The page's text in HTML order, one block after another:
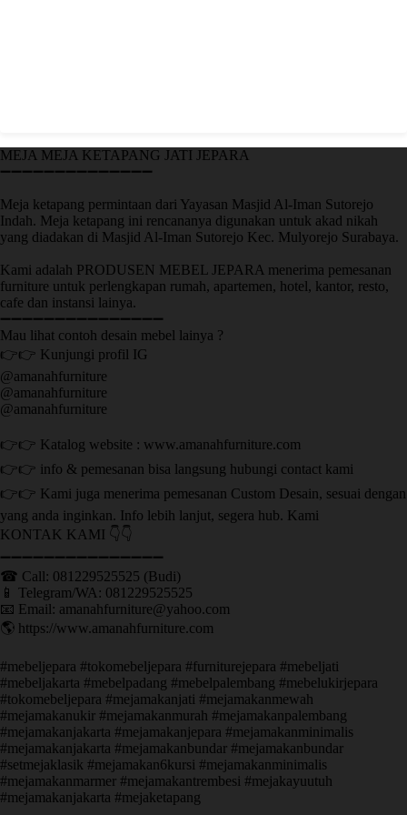
MEJA MEJA KETAPANG JATI JEPARA
➖➖➖➖➖➖➖➖➖➖➖➖➖➖
Meja ketapang permintaan dari Yayasan Masjid Al-Iman Sutorejo
Indah. Meja ketapang ini rencananya digunakan untuk akad nikah
yang diadakan di Masjid Al-Iman Sutorejo Kec. Mulyorejo Surabaya.
Kami adalah PRODUSEN MEBEL JEPARA menerima pemesanan
furniture untuk perlengkapan rumah, apartemen, hotel, kantor, resto,
cafe dan instansi lainya.
➖➖➖➖➖➖➖➖➖➖➖➖➖➖➖
Mau lihat contoh desain mebel lainya ?
👉👉 Kunjungi profil IG
@amanahfurniture
@amanahfurniture
@amanahfurniture
👉👉 Katalog website : www.amanahfurniture.com
👉👉 info & pemesanan bisa langsung hubungi contact kami
👉👉 Kami juga menerima pemesanan Custom Desain, sesuai dengan
yang anda inginkan. Info lebih lanjut, segera hub. Kami
KONTAK KAMI 👇👇
➖➖➖➖➖➖➖➖➖➖➖➖➖➖➖ ㅤ
☎ Call: 081229525525 (Budi)
📱 Telegram/WA: 081229525525
📧 Email: amanahfurniture@yahoo.com
🌎 https://www.amanahfurniture.com
#mebeljepara #tokomebeljepara #furniturejepara #mebeljati
#mebeljakarta #mebelpadang #mebelpalembang #mebelukirjepara
#tokomebeljepara #mejamakanjati #mejamakanmewah
#mejamakanukir #mejamakanmurah #mejamakanpalembang
#mejamakanjakarta #mejamakanjepara #mejamakanminimalis
#mejamakanjakarta #mejamakanbundar #mejamakanbundar
#setmejaklasik #mejamakan6kursi #mejamakanminimalis
#mejamakanmarmer #mejamakantrembesi #mejakayuutuh
#mejamakanjakarta #mejaketapang